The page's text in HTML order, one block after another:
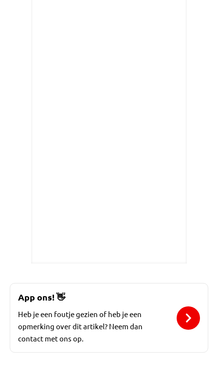
App ons!👋
Heb je een foutje gezien of heb je een
opmerking over dit artikel? Neem dan
contact met ons op.